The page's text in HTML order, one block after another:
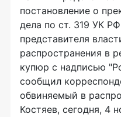
постановление о
дела по ст. 319 УК
представителя
распространения в
купюр с надписью
сообщил
обвиняемый в
Костяев, сегодня, 4